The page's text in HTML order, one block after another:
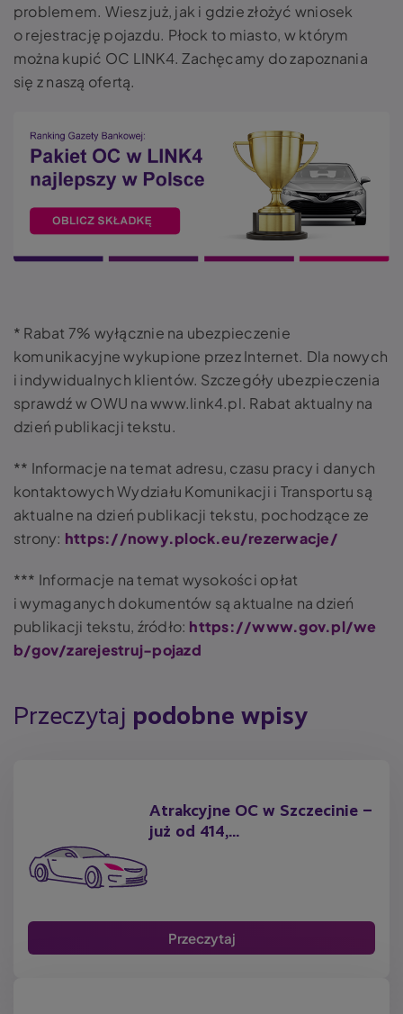
problemem. Wiesz już, jak i gdzie złożyć wniosek
o rejestrację pojazdu. Płock to miasto, w którym
można kupić OC LINK4. Zachęcamy do zapoznania
się z naszą ofertą.
* Rabat 7% wyłącznie na ubezpieczenie
komunikacyjne wykupione przez Internet. Dla nowych
i indywidualnych klientów. Szczegóły ubezpieczenia
sprawdź w OWU na www.link4.pl. Rabat aktualny na
dzień publikacji tekstu.
** Informacje na temat adresu, czasu pracy i danych
kontaktowych Wydziału Komunikacji i Transportu są
aktualne na dzień publikacji tekstu, pochodzące ze
strony: https://nowy.plock.eu/rezerwacje/
*** Informacje na temat wysokości opłat
i wymaganych dokumentów są aktualne na dzień
publikacji tekstu, źródło: https://www.gov.pl/we
b/gov/zarejestruj-pojazd
Przeczytaj podobne wpisy
Atrakcyjne OC w Szczecinie –
już od 414,...
Przeczytaj